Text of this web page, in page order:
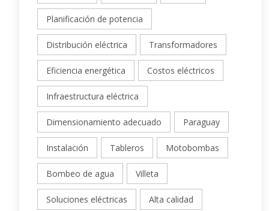
Planificación de potencia
Distribución eléctrica Transformadores
Eficiencia energética Costos eléctricos
Infraestructura eléctrica
Dimensionamiento adecuado Paraguay
Instalación Tableros Motobombas
Bombeo de agua Villeta
Soluciones eléctricas Alta calidad